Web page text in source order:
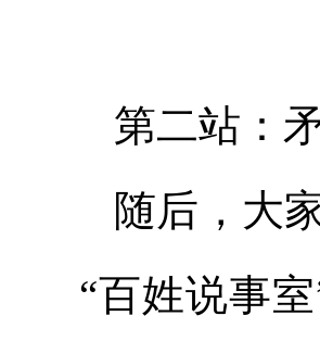
第二站：
随后，大
“百姓说事